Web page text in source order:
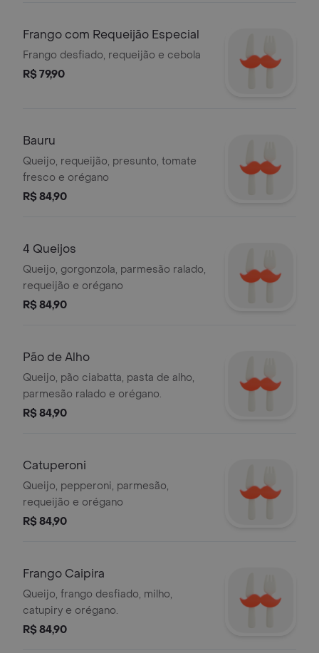
Frango com Requeijão Especial
Frango desfiado, requeijão e cebola
R$ 79,90
Bauru
Queijo, requeijão, presunto, tomate
fresco e orégano
R$ 84,90
4 Queijos
Queijo, gorgonzola, parmesão ralado,
requeijão e orégano
R$ 84,90
Pão de Alho
Queijo, pão ciabatta, pasta de alho,
parmesão ralado e orégano.
R$ 84,90
Catuperoni
Queijo, pepperoni, parmesão,
requeijão e orégano
R$ 84,90
Frango Caipira
Queijo, frango desfiado, milho,
catupiry e orégano.
R$ 84,90